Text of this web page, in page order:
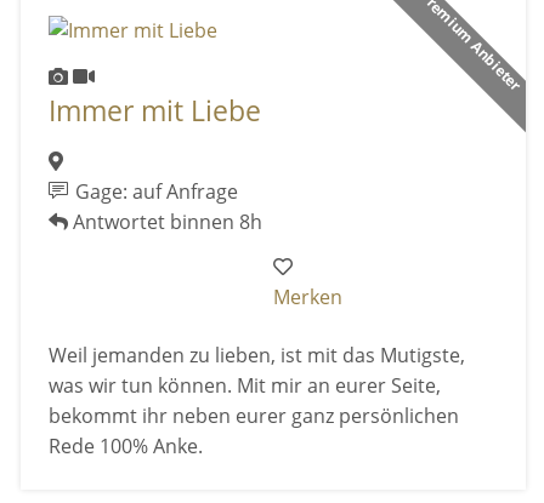
Premium Anbieter
Immer mit Liebe
Gage: auf Anfrage
Antwortet binnen 8h
Merken
Weil jemanden zu lieben, ist mit das Mutigste,
was wir tun können. Mit mir an eurer Seite,
bekommt ihr neben eurer ganz persönlichen
Rede 100% Anke.